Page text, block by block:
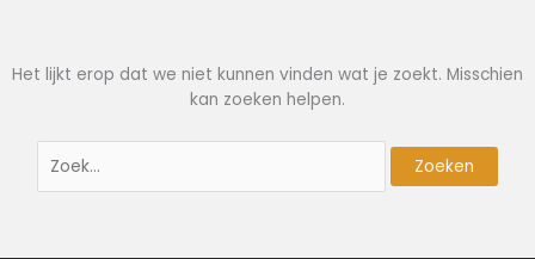
Het lijkt erop dat we niet kunnen vinden wat je zoekt. Misschien
kan zoeken helpen.